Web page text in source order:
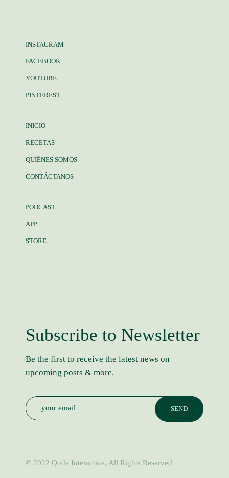
INSTAGRAM
FACEBOOK
YOUTUBE
PINTEREST
INICIO
RECETAS
QUIÉNES SOMOS
CONTÁCTANOS
PODCAST
APP
STORE
Subscribe to Newsletter
Be the first to receive the latest news on
upcoming posts & more.
© 2022 Qode Interactive, All Rights Reserved